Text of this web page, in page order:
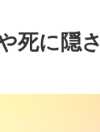
死に隠さ